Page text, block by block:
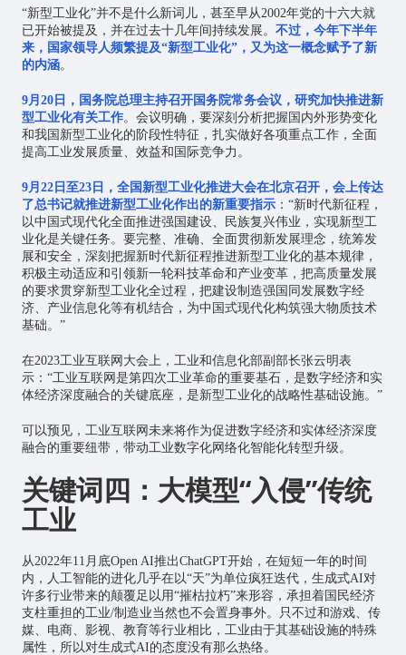
“新型工业化”并不是什么新词儿，甚至早从2002年党的十六大就
已开始被提及，并在过去十几年间持续发展。 不过，今年下半年
来，国家领导人频繁提及“新型工业化”，又为这一概念赋予了新
的内涵。
9月20日，国务院总理主持召开国务院常务会议，研究加快推进新
型工业化有关工作。会议明确，要深刻分析把握国内外形势变化
和我国新型工业化的阶段性特征，扎实做好各项重点工作，全面
提高工业发展质量、效益和国际竞争力。
9月22日至23日，全国新型工业化推进大会在北京召开，会上传达
了总书记就推进新型工业化作出的新重要指示：“新时代新征程，
以中国式现代化全面推进强国建设、民族复兴伟业，实现新型工
业化是关键任务。要完整、准确、全面贯彻新发展理念，统筹发
展和安全，深刻把握新时代新征程推进新型工业化的基本规律，
积极主动适应和引领新一轮科技革命和产业变革，把高质量发展
的要求贯穿新型工业化全过程，把建设制造强国同发展数字经
济、产业信息化等有机结合，为中国式现代化构筑强大物质技术
基础。”
在2023工业互联网大会上，工业和信息化部副部长张云明表
示：“工业互联网是第四次工业革命的重要基石，是数字经济和实
体经济深度融合的关键底座，是新型工业化的战略性基础设施。”
可以预见，工业互联网未来将作为促进数字经济和实体经济深度
融合的重要纽带，带动工业数字化网络化智能化转型升级。
关键词四：大模型“入侵”传统
工业
从2022年11月底Open AI推出ChatGPT开始，在短短一年的时间
内， 人工智能的进化几乎在以“天”为单位疯狂迭代，生成式AI对
许多行业带来的颠覆足以用“摧枯拉朽”来形容，承担着国民经济
支柱重担的工业/制造业当然也不会置身事外。只不过和游戏、传
媒、电商、影视、教育等行业相比，工业由于其基础设施的特殊
属性，所以对生成式AI的态度没有那么热络。